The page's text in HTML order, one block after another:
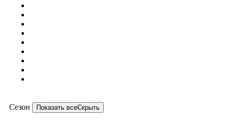
Сезон Показать всеСкрыть